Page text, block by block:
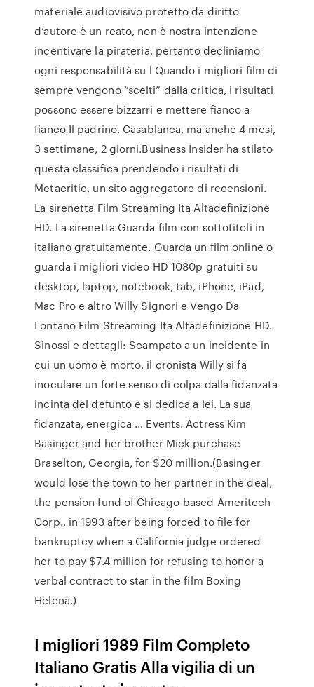
materiale audiovisivo protetto da diritto
d’autore è un reato, non è nostra intenzione
incentivare la pirateria, pertanto decliniamo
ogni responsabilità su l Quando i migliori film di
sempre vengono “scelti” dalla critica, i risultati
possono essere bizzarri e mettere fianco a
fianco Il padrino, Casablanca, ma anche 4 mesi,
3 settimane, 2 giorni.Business Insider ha stilato
questa classifica prendendo i risultati di
Metacritic, un sito aggregatore di recensioni.
La sirenetta Film Streaming Ita Altadefinizione
HD. La sirenetta Guarda film con sottotitoli in
italiano gratuitamente. Guarda un film online o
guarda i migliori video HD 1080p gratuiti su
desktop, laptop, notebook, tab, iPhone, iPad,
Mac Pro e altro Willy Signori e Vengo Da
Lontano Film Streaming Ita Altadefinizione HD.
Sinossi e dettagli: Scampato a un incidente in
cui un uomo è morto, il cronista Willy si fa
inoculare un forte senso di colpa dalla fidanzata
incinta del defunto e si dedica a lei. La sua
fidanzata, energica … Events. Actress Kim
Basinger and her brother Mick purchase
Braselton, Georgia, for $20 million.(Basinger
would lose the town to her partner in the deal,
the pension fund of Chicago-based Ameritech
Corp., in 1993 after being forced to file for
bankruptcy when a California judge ordered
her to pay $7.4 million for refusing to honor a
verbal contract to star in the film Boxing
Helena.)
I migliori 1989 Film Completo
Italiano Gratis Alla vigilia di un